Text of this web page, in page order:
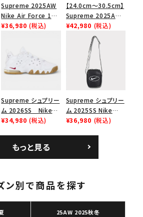
Supreme 2025AW
Nike Air Force 1
Low シュプリーム ナ
ラック
¥36,980 (税込)
【24.0cm～30.5cm】
Supreme 2025AW
Nike SB Dunk Low
ナイキ SB ダンク ロ
ー スニーカー ホワイ
¥42,980 (税込)
Supreme シュプリー
ム 2026SS Nike
SB Air Max 2 CB 94
ロー SP ホワイト
¥34,980 (税込)
Supreme シュプリー
ム 2025SS Nike
Leather Shoulder
¥36,980 (税込)
もっと見る
ン別で商品を探す
25AW 2025秋冬